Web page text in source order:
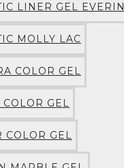
LINER GEL EVERIN
MOLLY LAC
COLOR GEL
GEL
COLOR GEL